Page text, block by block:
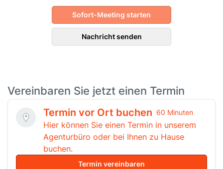
Sofort-Meeting starten
Nachricht senden
Vereinbaren Sie jetzt einen Termin
Termin vor Ort buchen 60 Minuten
Hier können Sie einen Termin in unserem
Agenturbüro oder bei Ihnen zu Hause
buchen.
Termin vereinbaren